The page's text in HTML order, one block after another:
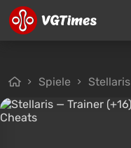
Spiele Stellaris